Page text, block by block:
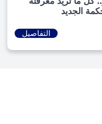
الجديد
التفاصيل